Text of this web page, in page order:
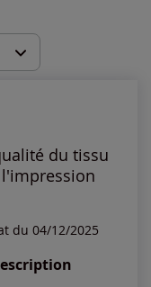
du tissu
du 04/12/2025